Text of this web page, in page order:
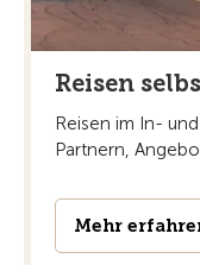
Reisen
Reisen im In-
Partnern,
Mehr